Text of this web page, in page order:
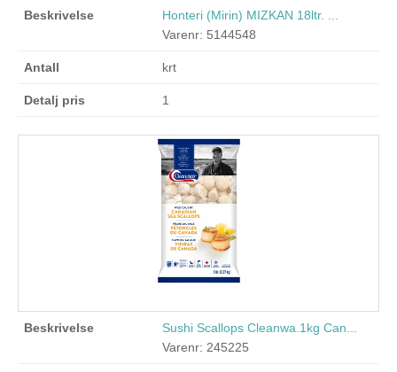
Honteri (Mirin) MIZKAN 18ltr. ...
Varenr: 5144548
krt
1
Sushi Scallops Cleanwa.1kg Can...
Varenr: 245225